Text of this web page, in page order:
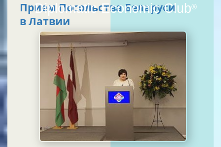
Diplomatic Economic Club®
Прием Посольства Беларуси
в Латвии